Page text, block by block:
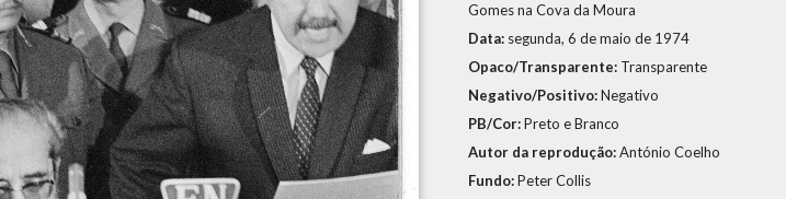
Gomes na Cova da Moura
Data: segunda, 6 de maio de 1974
Opaco/Transparente: Transparente
Negativo/Positivo:Negativo
PB/Cor:Preto e Branco
Autor da reprodução:António Coelho
Fundo:Peter Collis